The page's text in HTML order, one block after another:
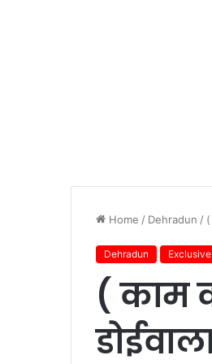
Home / Dehradun /
Dehradun Exclusive
( काम